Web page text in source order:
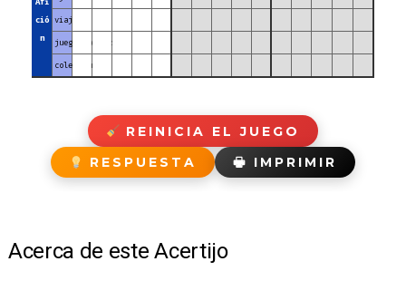
ció
n
viajar
juegos de cartas
coleccionar
REINICIA EL JUEGO
RESPUESTA
🖶 IMPRIMIR
Acerca de este Acertijo